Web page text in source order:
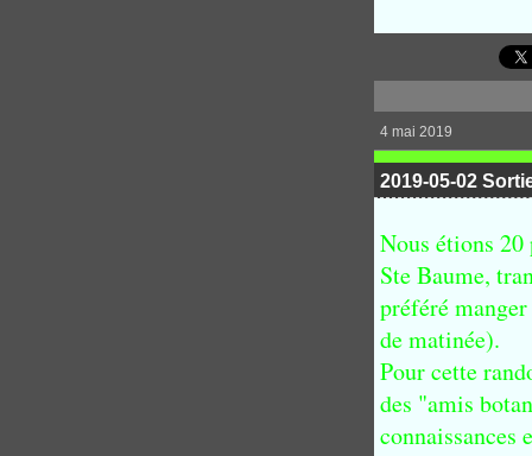
4 mai 2019
2019-05-02
Nous étions
Ste Baume,
préféré
de matinée).
Pour cette
des "amis
connaissances